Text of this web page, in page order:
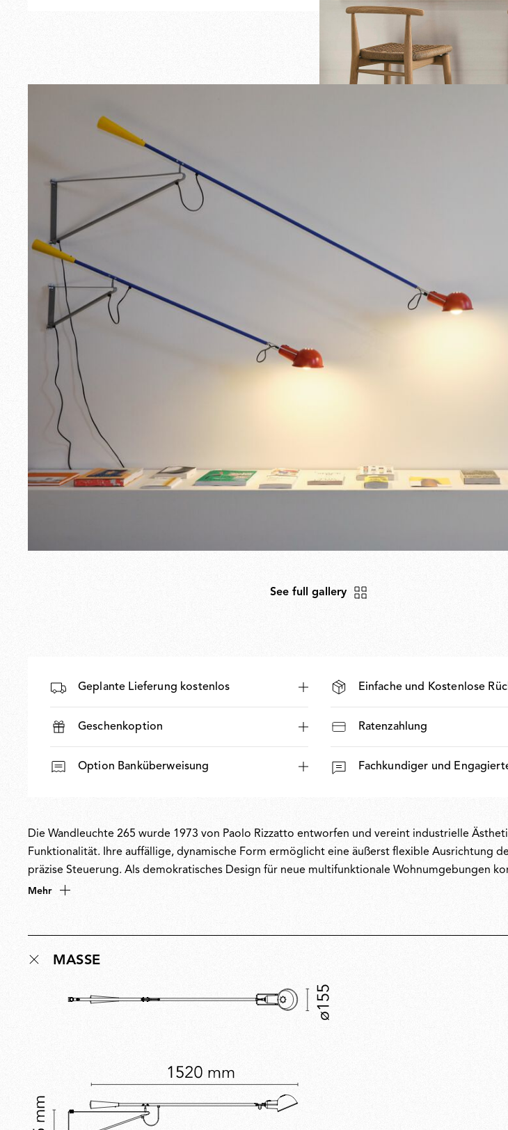
Neuheiten
See full gallery
Geplante Lieferung kostenlos Einfache und Kostenlose
Geschenkoption Ratenzahlung
Option Banküberweisung Fachkundiger und
Die Wandleuchte 265 wurde 1973 von Paolo Rizzatto entworfen und vereint industrielle
Funktionalität. Ihre auffällige, dynamische Form ermöglicht eine äußerst flexible Ausrichtung
präzise Steuerung. Als demokratisches Design für neue multifunktionale Wohnumgebungen
hinter der 265 auch heute noch aktuell und spiegelt Rizzattos Überzeugung wider, dass
Mehr
MASSE